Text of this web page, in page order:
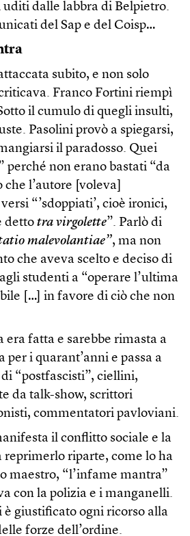
uditi dalle labbra di Belpietro.
del Sap e del Coisp…
subito, e non solo
Franco Fortini riempì
il cumulo di quegli insulti,
Pasolini provò a spiegarsi,
il paradosso. Quei
perché non erano bastati “da
l’autore [voleva]
“’sdoppiati’, cioè ironici,
detto tra virgolette”. Parlò di
malevolantiae”, ma non
che aveva scelto e deciso di
studenti a “operare l’ultima
[…] in favore di ciò che non
fatta e sarebbe rimasta a
i quarant’anni e passa a
“postfascisti”, ciellini,
da talk-show, scrittori
commentatori pavloviani.
il conflitto sociale e la
riparte, come lo ha
maestro, “l’infame mantra”
con la polizia e i manganelli.
è giustificato ogni ricorso alla
forze dell’ordine.